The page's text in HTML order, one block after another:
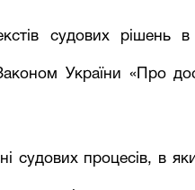
судових рішень
України «Про
судових процесів, в